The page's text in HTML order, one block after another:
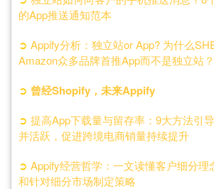
的App推送通知范本
➲ Appify分析：独立站or App? 为什么
Amazon众多品牌首推App而不是独立站？
➲ 曾经Shopify，未来Appify
➲ 提高App下载量与留存率：9大方法引
并活跃，促进跨境电商销量持续提升
➲ Appify经营哲学：一文读懂客户细分理
和针对细分市场制定策略